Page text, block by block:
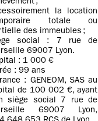
;
la location
totale ou
des immeubles ;
social : 7 rue de
69007 Lyon.
: 1 000 €
: 99 ans
: GENEOM, SAS au
de 100 002 €, ayant
siège social 7 rue de
69007 Lyon,